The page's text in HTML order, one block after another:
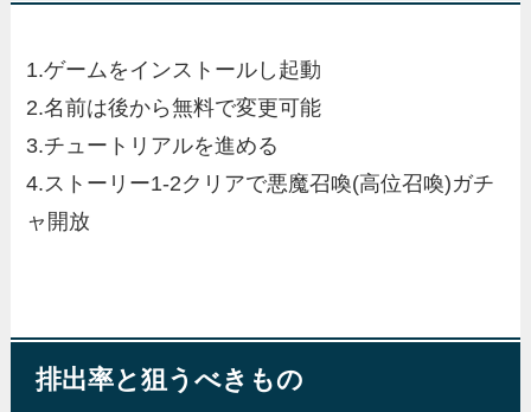
1.ゲームをインストールし起動
2.名前は後から無料で変更可能
3.チュートリアルを進める
4.ストーリー1-2クリアで悪魔召喚(高位召喚)ガチ
ャ開放
排出率と狙うべきもの